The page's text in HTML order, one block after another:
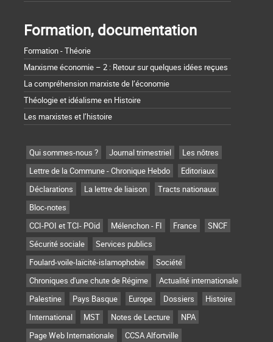
Formation, documentation
Formation - Théorie
Marxisme économie – 2 : Retour sur quelques idées reçues
La compréhension marxiste de l’économie
Théologie et idéalisme en Histoire
Les marxistes et l’histoire
Qui sommes-nous ? Journal trimestriel
Les nôtres
Lettre de la Commune - Chronique Hebdo
Editoriaux
Déclarations
La lettre de liaison
Tracts nationaux
Bloc-notes
CCI-POI et TCI- POid
Mélenchon - FI France
SNCF
Sécurité sociale
Services publics
Foulard-voile-laïcité-islamophobie
Société
Chroniques d'une chute de Régime
Actualité internationale
Palestine
Pays Basque Europe Dossiers
Histoire
International
MST Notes de Lecture
NPA
Page Web Internationale
CCSA Alfortville